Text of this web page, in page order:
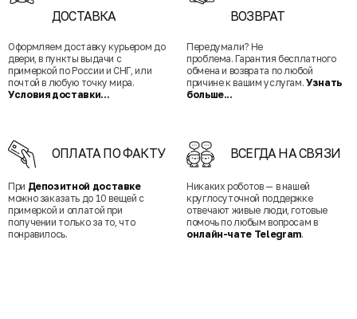
ДОСТАВКА
Оформляем доставку курьером до
двери, в пункты выдачи с
примеркой по России и СНГ, или
почтой в любую точку мира.
Условия доставки...
ВОЗВРАТ
Передумали? Не
проблема. Гарантия бесплатного
обмена и возврата по любой
причине к вашим услугам. Узнать
больше...
ОПЛАТА ПО ФАКТУ
При Депозитной доставке
можно заказать до 10 вещей с
примеркой и оплатой при
получении только за то, что
понравилось.
ВСЕГДА НА СВЯЗИ
Никаких роботов — в нашей
круглосуточной поддержке
отвечают живые люди, готовые
помочь по любым вопросам в
онлайн-чате Telegram.